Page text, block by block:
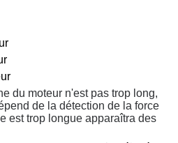
du moteur n'est pas trop long,
de la détection de la force
est trop longue apparaîtra des